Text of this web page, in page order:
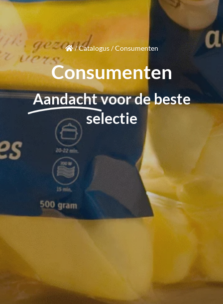
/Catalogus/Consumenten
Consumenten
Aandachtvoor de beste
selectie